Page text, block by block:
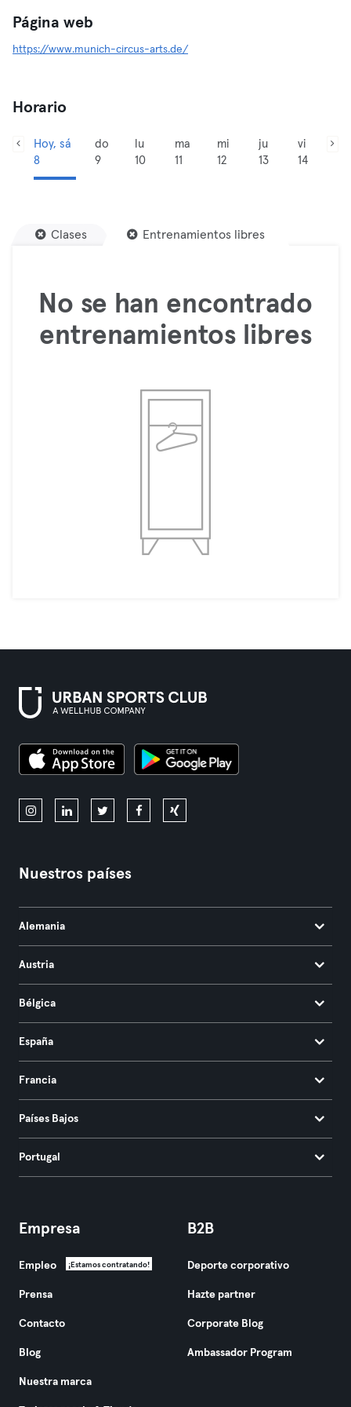
Página web
https://www.munich-circus-arts.de/
Horario
Hoy, sá
8
do
9
lu
10
ma
11
mi
12
ju
13
vi
14
Clases Entrenamientos libres
No se han encontrado
entrenamientos libres
Nuestros países
Alemania
Austria
Bélgica
España
Francia
Países Bajos
Portugal
Empresa
Empleo ¡Estamos contratando!
Prensa
Contacto
Blog
Nuestra marca
B2B
Deporte corporativo
Hazte partner
Corporate Blog
Ambassador Program